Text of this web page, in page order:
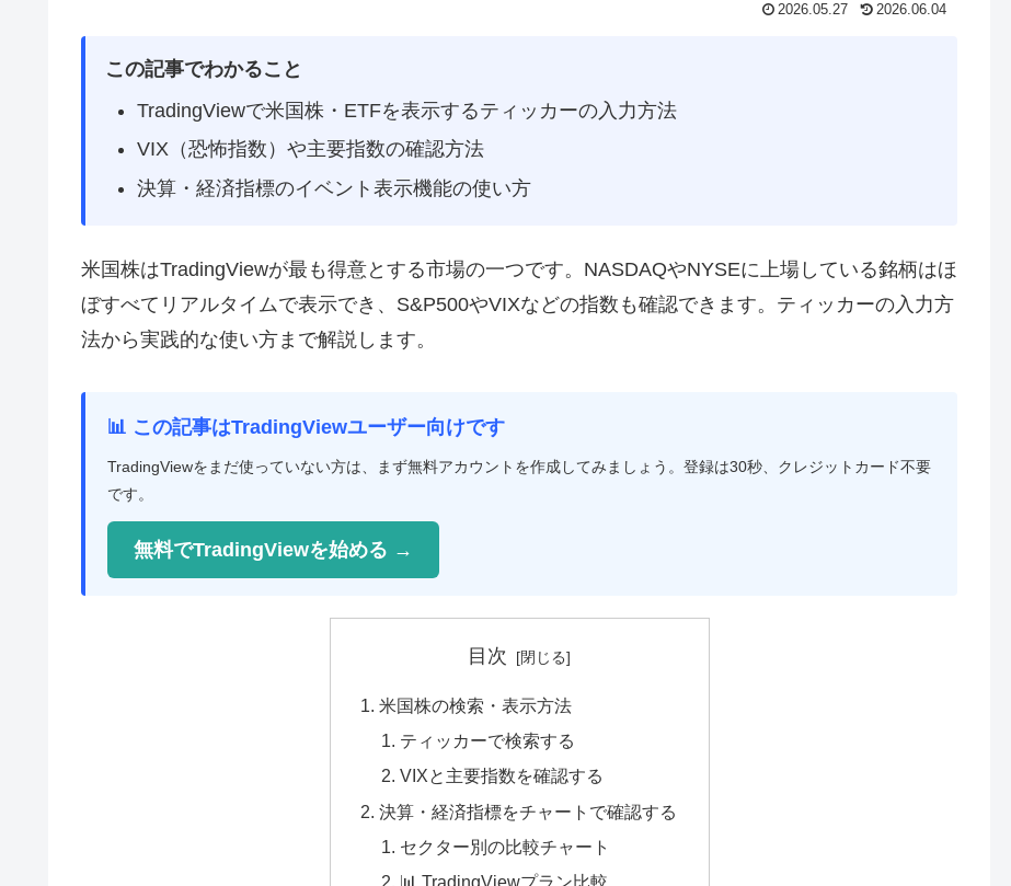
2026.05.27 2026.06.04
この記事でわかること
TradingViewで米国株・ETFを表示するティッカーの入力方法
VIX（恐怖指数）や主要指数の確認方法
決算・経済指標のイベント表示機能の使い方
米国株はTradingViewが最も得意とする市場の一つです。NASDAQやNYSEに上場している銘柄はほ
ぼすべてリアルタイムで表示でき、S&P500やVIXなどの指数も確認できます。ティッカーの入力方
法から実践的な使い方まで解説します。
📊 この記事はTradingViewユーザー向けです
TradingViewをまだ使っていない方は、まず無料アカウントを作成してみましょう。登録は30秒、クレジットカード不要
です。
無料でTradingViewを始める →
目次
米国株の検索・表示方法
ティッカーで検索する
VIXと主要指数を確認する
決算・経済指標をチャートで確認する
セクター別の比較チャート
📊 TradingViewプラン比較